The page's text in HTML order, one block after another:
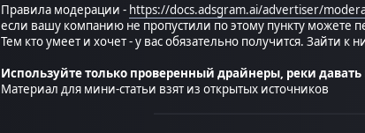
Правила модерации - https://docs.adsgram.ai/advertiser/
если вашу компанию не пропустили по этому пункту можете
Тем кто умеет и хочет - у вас обязательно получится. Зайти
Используйте только проверенный драйнеры, реки
Материал для мини-статьи взят из открытых источников